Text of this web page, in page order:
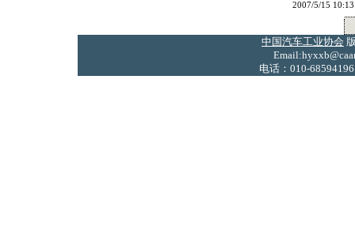
2007/5/15
中国汽车工业协会
电话：010-